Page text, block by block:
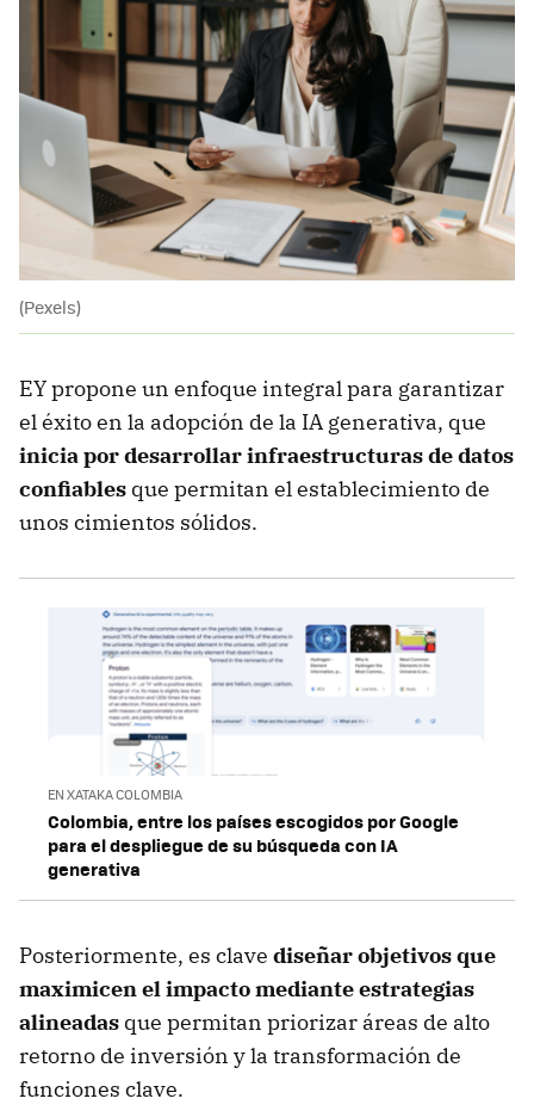
(Pexels)
EY propone un enfoque integral para garantizar
el éxito en la adopción de la IA generativa, que
inicia por desarrollar infraestructuras de datos
confiables que permitan el establecimiento de
unos cimientos sólidos.
EN XATAKA COLOMBIA
Colombia, entre los países escogidos por Google
para el despliegue de su búsqueda con IA
generativa
Posteriormente, es clave diseñar objetivos que
maximicen el impacto mediante estrategias
alineadas que permitan priorizar áreas de alto
retorno de inversión y la transformación de
funciones clave.